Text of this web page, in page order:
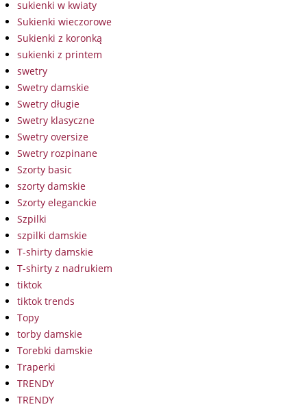
sukienki w kwiaty
Sukienki wieczorowe
Sukienki z koronką
sukienki z printem
swetry
Swetry damskie
Swetry długie
Swetry klasyczne
Swetry oversize
Swetry rozpinane
Szorty basic
szorty damskie
Szorty eleganckie
Szpilki
szpilki damskie
T-shirty damskie
T-shirty z nadrukiem
tiktok
tiktok trends
Topy
torby damskie
Torebki damskie
Traperki
TRENDY
TRENDY